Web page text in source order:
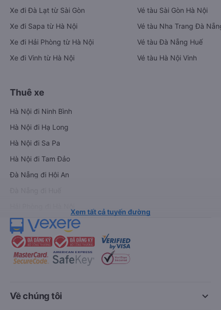
Xe đi Đà Lạt từ Sài Gòn
Xe đi Sapa từ Hà Nội
Xe đi Hải Phòng từ Hà Nội
Xe đi Vinh từ Hà Nội
Vé tàu Sài Gòn Hà Nội
Vé tàu Nha Trang Đà
Vé tàu Đà Nẵng Huế
Vé tàu Hà Nội Vinh
Thuê xe
Hà Nội đi Ninh Bình
Hà Nội đi Hạ Long
Hà Nội đi Sa Pa
Hà Nội đi Tam Đảo
Đà Nẵng đi Hội An
Xem tất cả tuyến đường
keyboard_arrow_down
Về chúng tôi